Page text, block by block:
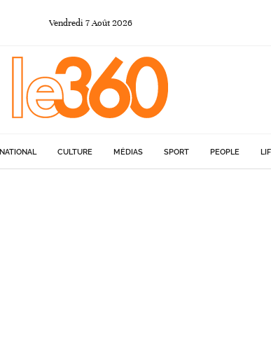
Vendredi 7Août 2026
CULTURE MÉDIAS SPORT PEOPLE